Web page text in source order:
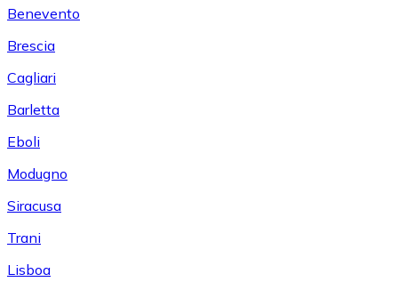
Benevento
Brescia
Cagliari
Barletta
Eboli
Modugno
Siracusa
Trani
Lisboa